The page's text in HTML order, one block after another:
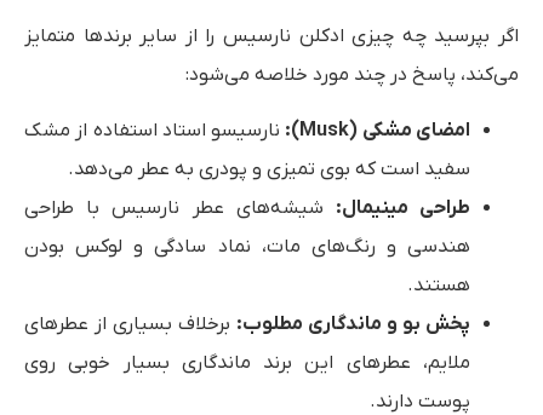
اگر بپرسید چه چیزی ادکلن نارسیس را از سایر برندها متمایز
می‌کند، پاسخ در چند مورد خلاصه می‌شود:
امضای مشکی (Musk):
نارسیسو استاد استفاده از مشک
سفید است که بوی تمیزی و پودری به عطر می‌دهد.
طراحی مینیمال: شیشه‌های عطر نارسیس با طراحی
هندسی و رنگ‌های مات، نماد سادگی و لوکس بودن
هستند.
پخش بو و ماندگاری مطلوب: برخلاف بسیاری از عطرهای
ملایم، عطرهای این برند ماندگاری بسیار خوبی روی
پوست دارند.